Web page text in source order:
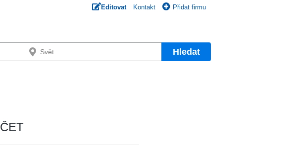
Editovat Kontakt Přidat firmu
Hledat